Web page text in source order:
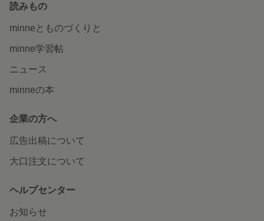
読みもの
minneとものづくりと
minne学習帖
ニュース
minneの本
企業の方へ
広告出稿について
大口注文について
ヘルプセンター
お知らせ